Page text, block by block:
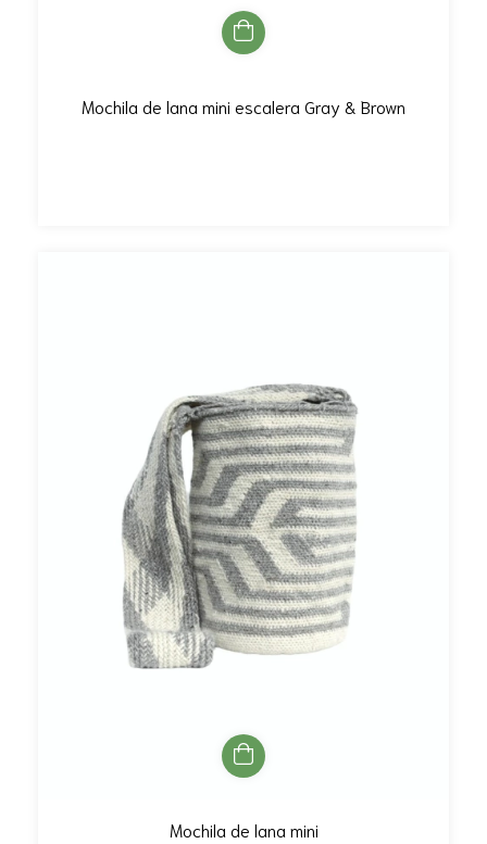
Mochila de lana mini escalera Gray & Brown
Mochila de lana mini